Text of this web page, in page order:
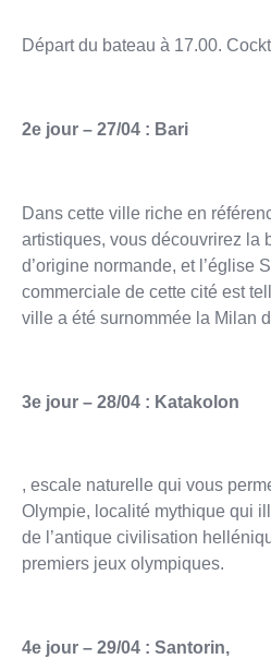
Départ du bateau à 17.00.
2e jour – 27/04 : Bari
Dans cette ville riche en
artistiques, vous découvrirez la
d’origine normande, et l’église
commerciale de cette cité est
ville a été surnommée la Milan
3e jour – 28/04 : Katakolon
, escale naturelle qui vous
Olympie, localité mythique qui
de l’antique civilisation
premiers jeux olympiques.
4e jour – 29/04 : Santorin,